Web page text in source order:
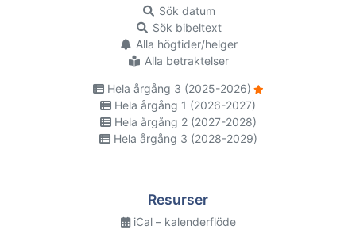
Sök datum
Sök bibeltext
Alla högtider/helger
Alla betraktelser
Hela årgång 3 (2025-2026)
Hela årgång 1 (2026-2027)
Hela årgång 2 (2027-2028)
Hela årgång 3 (2028-2029)
Resurser
iCal – kalenderflöde